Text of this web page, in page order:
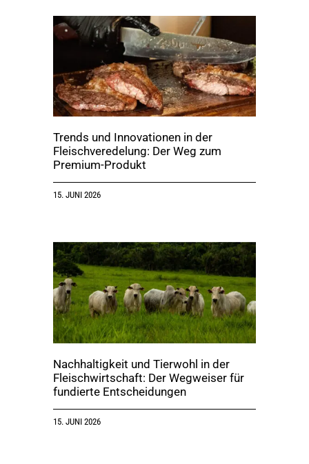
Trends und Innovationen in der
Fleischveredelung: Der Weg zum
Premium-Produkt
15. JUNI 2026
Nachhaltigkeit und Tierwohl in der
Fleischwirtschaft: Der Wegweiser für
fundierte Entscheidungen
15. JUNI 2026